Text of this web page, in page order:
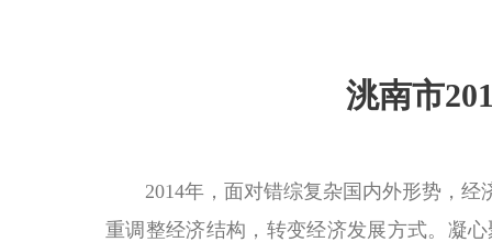
洮南市
2014年，面对错综复杂国内外形势，经
重调整经济结构，转变经济发展方式。凝